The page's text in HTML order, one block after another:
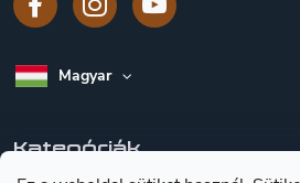
Magyar
Kategóriák